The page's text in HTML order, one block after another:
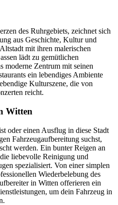
des Ruhrgebiets, zeichnet sich
aus Geschichte, Kultur und
mit ihren malerischen
lädt zu gemütlichen
moderne Zentrum mit seinen
ein lebendiges Ambiente
Kulturszene, die von
reicht.
Witten
oder einen Ausflug in diese Stadt
Fahrzeugaufbereitung suchst,
werden. Ein bunter Reigen an
liebevolle Reinigung und
spezialisiert. Von einer simplen
Wiederbelebung des
in Witten offerieren ein
um dein Fahrzeug in